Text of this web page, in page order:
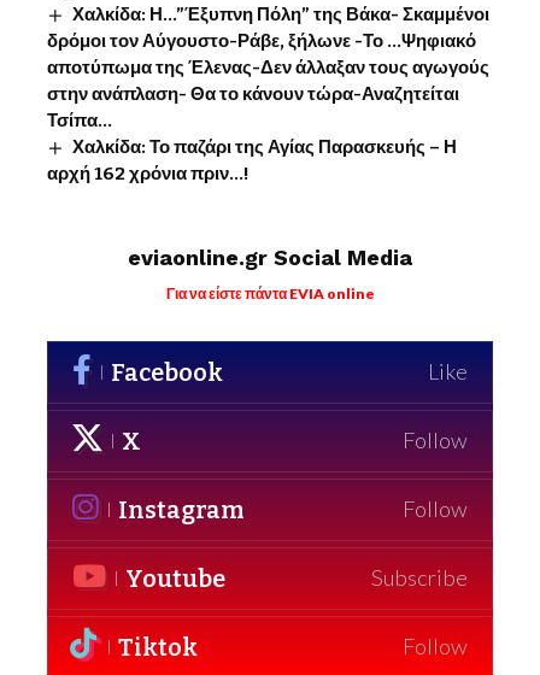
Χαλκίδα: Η…”Έξυπνη Πόλη” της Βάκα- Σκαμμένοι
δρόμοι τον Αύγουστο-Ράβε, ξήλωνε -Το …Ψηφιακό
αποτύπωμα της Έλενας-Δεν άλλαξαν τους αγωγούς
στην ανάπλαση- Θα το κάνουν τώρα-Αναζητείται
Τσίπα…
Χαλκίδα: Το παζάρι της Αγίας Παρασκευής – Η
αρχή 162 χρόνια πριν…!
eviaonline.gr Social Media
Για να είστε πάντα EVIA online
Facebook Like
X Follow
Instagram Follow
Youtube Subscribe
Tiktok Follow